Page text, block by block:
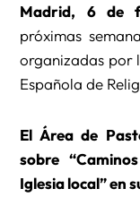
Madrid, 6 de
próximas
organizadas por
Española de
El Área de
sobre
Iglesia local” en